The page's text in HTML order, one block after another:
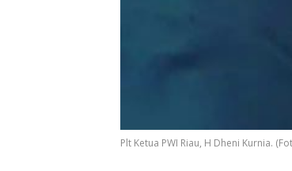
Plt Ketua PWI Riau, H Dheni Kurnia.